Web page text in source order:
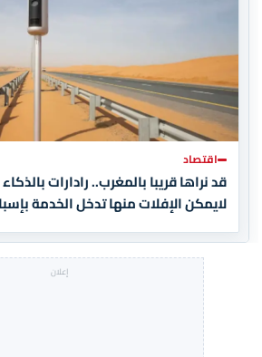
اقتصاد
قد نراها قريبا بالمغرب.. رادارات
لايمكن الإفلات منها تدخل الخدمة